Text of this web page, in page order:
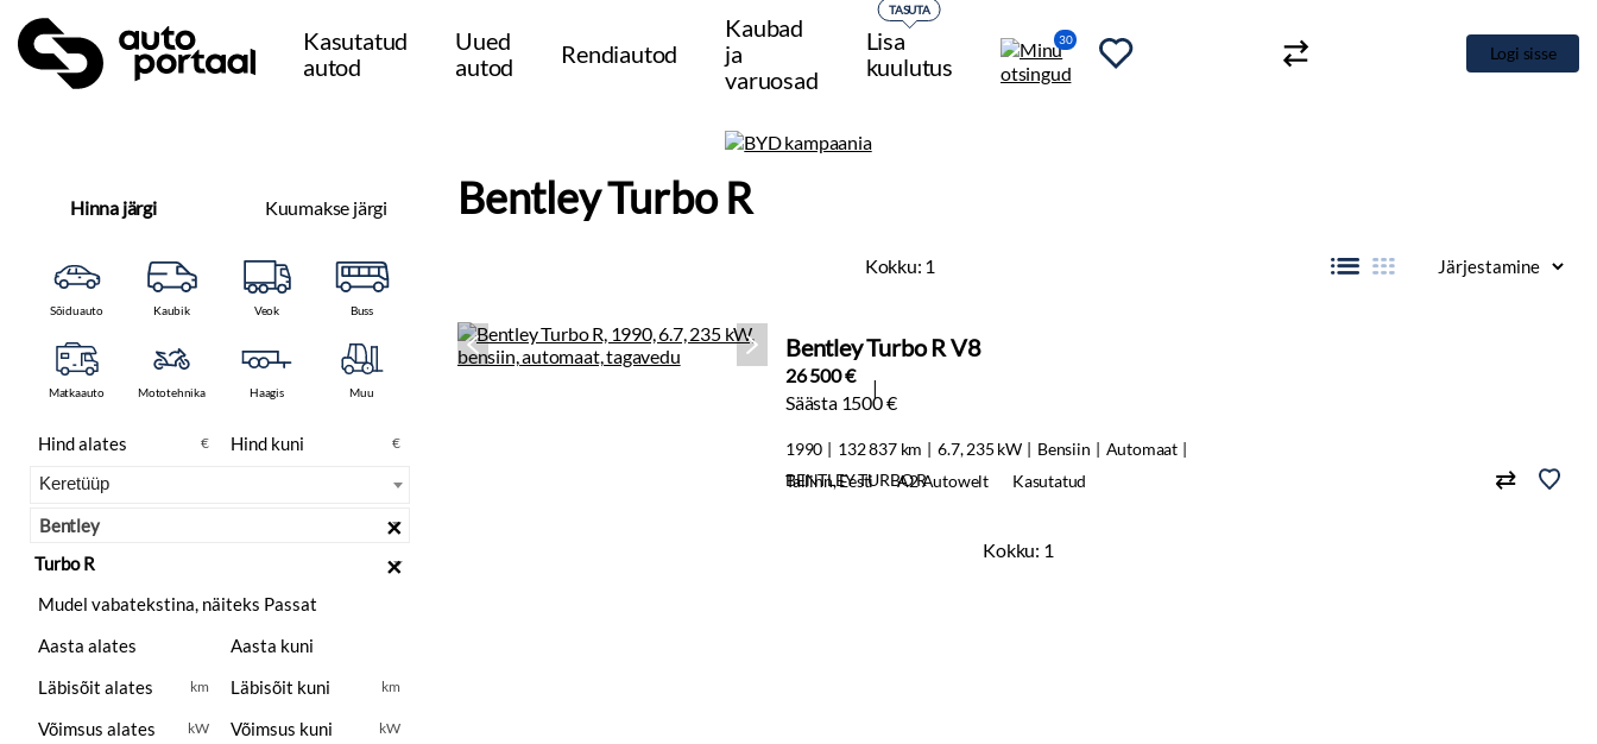
Kasutatud
autod
Uued
autod
Rendiautod
Kaubad
ja
varuosad
Lisa
kuulutus
TASUTA
30
Logi sisse
Hinna järgi Kuumakse järgi
Sõiduauto Kaubik Veok Buss
Matkaauto Mototehnika Haagis Muu
€ €
Bentley
×
×
km km
kW kW
Bentley Turbo R
Kokku: 1
Bentley Turbo R V8
26 500 €
Säästa 1500 €
1990 132 837 km 6.7, 235 kW Bensiin
Automaat
BENTLEY TURBO R
Tallinn, Eesti A2 Autowelt Kasutatud
Kokku: 1